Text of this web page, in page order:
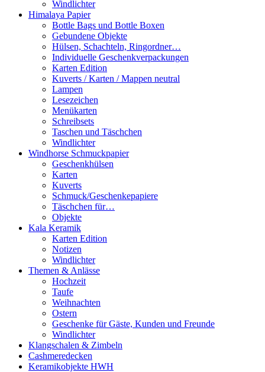
Windlichter
Himalaya Papier
Bottle Bags und Bottle Boxen
Gebundene Objekte
Hülsen, Schachteln, Ringordner…
Individuelle Geschenkverpackungen
Karten Edition
Kuverts / Karten / Mappen neutral
Lampen
Lesezeichen
Menükarten
Schreibsets
Taschen und Täschchen
Windlichter
Windhorse Schmuckpapier
Geschenkhülsen
Karten
Kuverts
Schmuck/Geschenkepapiere
Täschchen für…
Objekte
Kala Keramik
Karten Edition
Notizen
Windlichter
Themen & Anlässe
Hochzeit
Taufe
Weihnachten
Ostern
Geschenke für Gäste, Kunden und Freunde
Windlichter
Klangschalen & Zimbeln
Cashmeredecken
Keramikobjekte HWH